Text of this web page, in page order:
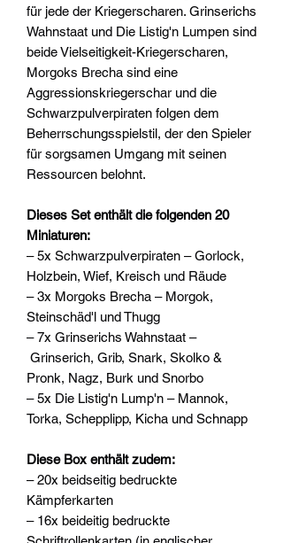
für jede der Kriegerscharen. Grinserichs
Wahnstaat und Die Listig'n Lumpen sind
beide Vielseitigkeit-Kriegerscharen,
Morgoks Brecha sind eine
Aggressionskriegerschar und die
Schwarzpulverpiraten folgen dem
Beherrschungsspielstil, der den Spieler
für sorgsamen Umgang mit seinen
Ressourcen belohnt.
Dieses Set enthält die folgenden 20
Miniaturen:
– 5x Schwarzpulverpiraten – Gorlock,
Holzbein, Wief, Kreisch und Räude
– 3x Morgoks Brecha – Morgok,
Steinschäd'l und Thugg
– 7x Grinserichs Wahnstaat –
Grinserich, Grib, Snark, Skolko &
Pronk, Nagz, Burk und Snorbo
– 5x Die Listig'n Lump'n – Mannok,
Torka, Schepplipp, Kicha und Schnapp
Diese Box enthält zudem:
– 20x beidseitig bedruckte
Kämpferkarten
– 16x beideitig bedruckte